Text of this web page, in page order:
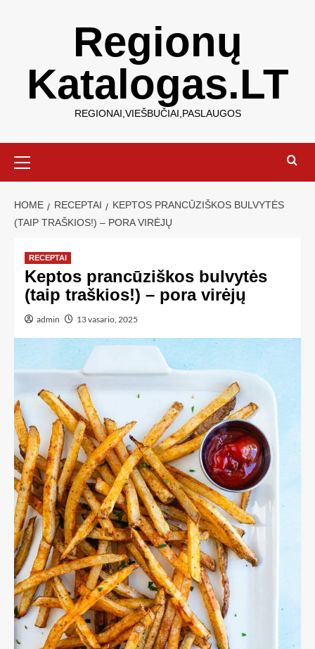
Regionų
Katalogas.LT
REGIONAI,VIEŠBUČIAI,PASLAUGOS
HOME RECEPTAI
KEPTOS PRANCŪZIŠKOS BULVYTĖS
(TAIP TRAŠKIOS!) – PORA VIRĖJŲ
RECEPTAI
Keptos prancūziškos bulvytės
(taip traškios!) – pora virėjų
admin 13 vasario, 2025